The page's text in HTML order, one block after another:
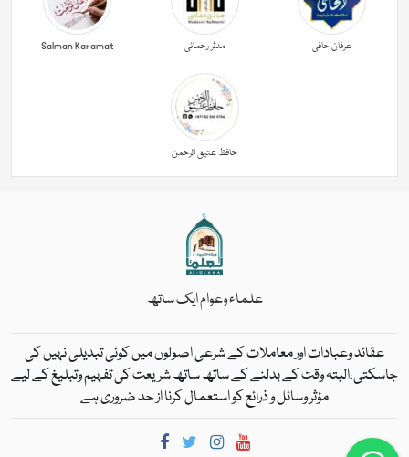
عرفان حافی مدثر رحمانی Salman Karamat
حافظ عتیق الرحمن
علماء وعوام ایک ساتھ
عقائد وعبادات اور معاملات کے شرعی اصولوں میں کوئی تبدیلی نہیں کی
جاسکتی،البتہ وقت کے بدلنے کے ساتھ ساتھ شریعت کی تفہیم وتبلیغ کے لیے
مؤثر وسائل و ذرائع کو استعمال کرنا از حد ضروری ہے